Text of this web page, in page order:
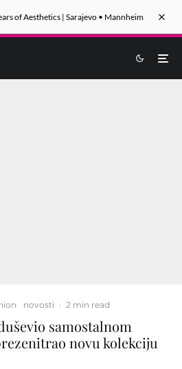
of Aesthetics | Sarajevo • Mannheim
novosti · 2 min read
samostalnom
novu kolekciju